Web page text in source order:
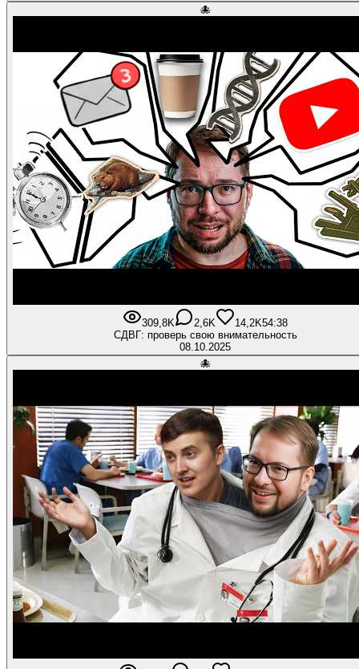
🐙
309,8K 2,6K 14,2K54:38
СДВГ: проверь свою внимательность
08.10.2025
🐙